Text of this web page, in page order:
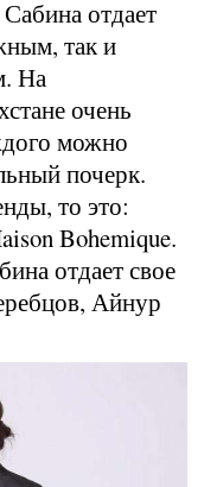
отдает
так и
На
очень
можно
почерк.
то это:
Bohemique.
отдает свое
Айнур